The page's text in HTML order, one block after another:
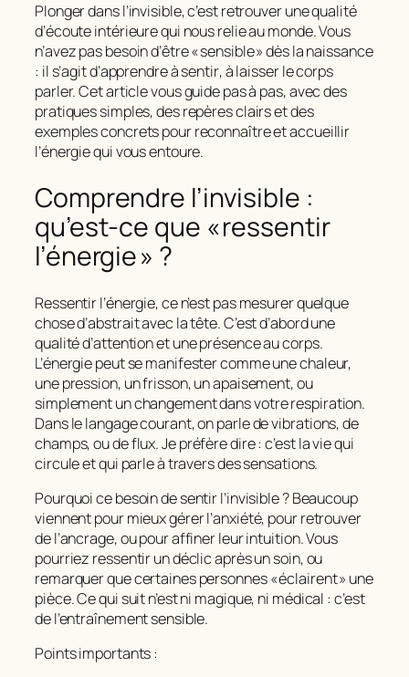
Plonger dans l’invisible, c’est retrouver une qualité
d’écoute intérieure qui nous relie au monde. Vous
n’avez pas besoin d’être « sensible » dès la naissance
: il s’agit d’apprendre àsentir, à laisser le corps
parler. Cet article vous guide pas à pas, avec des
pratiques simples, des repères clairs et des
exemples concrets pour reconnaître et accueillir
l’énergie qui vous entoure.
Comprendre l’invisible :
qu’est‑ce que « ressentir
l’énergie » ?
Ressentir l’énergie, ce n’est pas mesurer quelque
chose d’abstrait avec la tête. C’est d’abord une
qualité d’attentionet une présence au corps.
L’énergie peut se manifester comme une chaleur,
une pression, un frisson, un apaisement, ou
simplement un changement dans votre respiration.
Dans le langage courant, on parle devibrations, de
champs, ou deflux. Je préfère dire : c’est la vie qui
circule et qui parle à travers des sensations.
Pourquoi ce besoin de sentir l’invisible ? Beaucoup
viennent pour mieux gérer l’anxiété, pour retrouver
de l’ancrage, ou pour affiner leur intuition. Vous
pourriez ressentir un déclic après un soin, ou
remarquer que certaines personnes « éclairent » une
pièce. Ce qui suit n’est ni magique, ni médical : c’est
de l’entraînement sensible.
Points importants :